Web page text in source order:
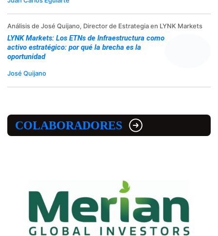
Análisis de José Quijano, Director de Estrategia en LYNK Markets
LYNK Markets: Los ETNs de Infraestructura como
activo estratégico: por qué la brecha es la
oportunidad
José Quijano
COLABORADORES